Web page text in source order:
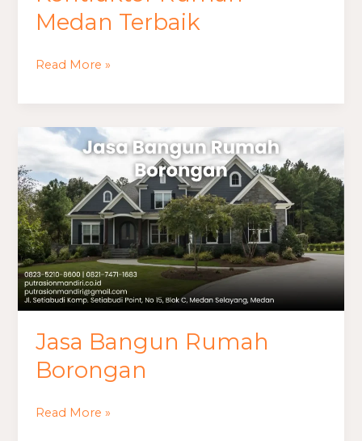
Medan Terbaik
Read More »
Jasa Bangun Rumah
Borongan
Jasa
Bangun
Rumah
Borongan
Read More »